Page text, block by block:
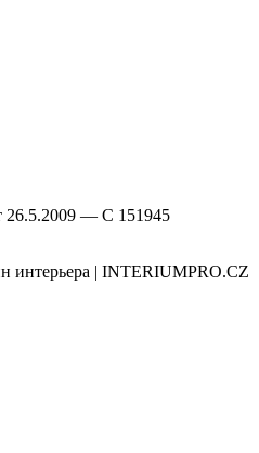
26.5.2009 — C 151945
интерьера | INTERIUMPRO.CZ